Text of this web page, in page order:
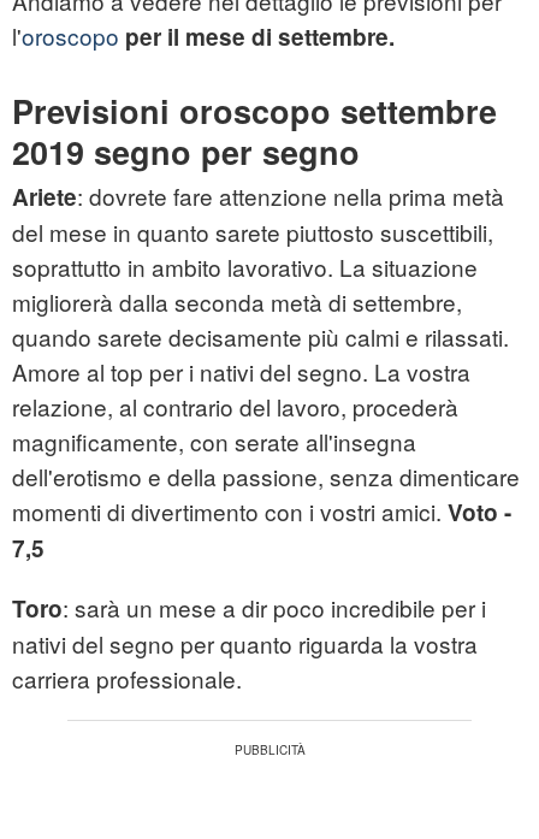
l'oroscopo per il mese di settembre.
Previsioni oroscopo settembre
2019 segno per segno
Ariete: dovrete fare attenzione nella prima metà
del mese in quanto sarete piuttosto suscettibili,
soprattutto in ambito lavorativo. La situazione
migliorerà dalla seconda metà di settembre,
quando sarete decisamente più calmi e rilassati.
Amore al top per i nativi del segno. La vostra
relazione, al contrario del lavoro, procederà
magnificamente, con serate all'insegna
dell'erotismo e della passione, senza dimenticare
momenti di divertimento con i vostri amici. Voto -
7,5
Toro: sarà un mese a dir poco incredibile per i
nativi del segno per quanto riguarda la vostra
carriera professionale.